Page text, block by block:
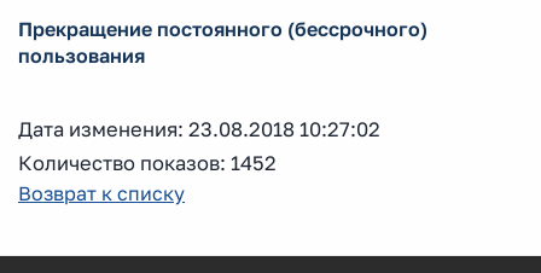
Прекращение постоянного (бессрочного)
пользования
Дата изменения: 23.08.2018 10:27:02
Количество показов: 1452
Возврат к списку